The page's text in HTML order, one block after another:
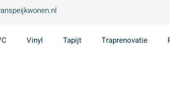
Vinyl Tapijt Traprenovatie